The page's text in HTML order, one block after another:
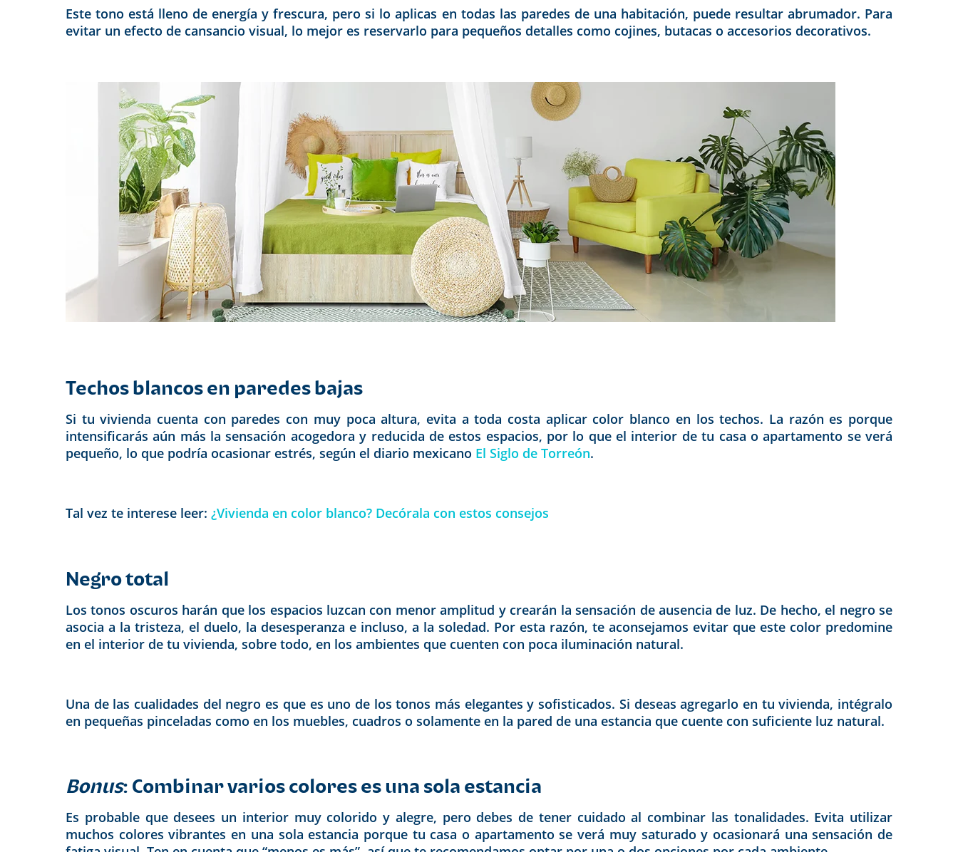
Este tono está lleno de energía y frescura, pero si lo aplicas en todas las paredes de una habitación, puede resultar abrumador. Para
evitar un efecto de cansancio visual, lo mejor es reservarlo para pequeños detalles como cojines, butacas o accesorios decorativos.
Techos blancos en paredes bajas
Si tu vivienda cuenta con paredes con muy poca altura, evita a toda costa aplicar color blanco en los techos. La razón es porque
intensificarás aún más la sensación acogedora y reducida de estos espacios, por lo que el interior de tu casa o apartamento se verá
pequeño, lo que podría ocasionar estrés, según el diario mexicano El Siglo de Torreón.
Tal vez te interese leer: ¿Vivienda en color blanco? Decórala con estos consejos
Negro total
Los tonos oscuros harán que los espacios luzcan con menor amplitud y crearán la sensación de ausencia de luz. De hecho, el negro se
asocia a la tristeza, el duelo, la desesperanza e incluso, a la soledad. Por esta razón, te aconsejamos evitar que este color predomine
en el interior de tu vivienda, sobre todo, en los ambientes que cuenten con poca iluminación natural.
Una de las cualidades del negro es que es uno de los tonos más elegantes y sofisticados. Si deseas agregarlo en tu vivienda, intégralo
en pequeñas pinceladas como en los muebles, cuadros o solamente en la pared de una estancia que cuente con suficiente luz natural.
Bonus: Combinar varios colores es una sola estancia
Es probable que desees un interior muy colorido y alegre, pero debes de tener cuidado al combinar las tonalidades. Evita utilizar
muchos colores vibrantes en una sola estancia porque tu casa o apartamento se verá muy saturado y ocasionará una sensación de